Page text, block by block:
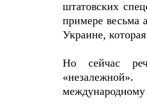
штатовских
примере весьма
Украине,
Но сейчас
международному